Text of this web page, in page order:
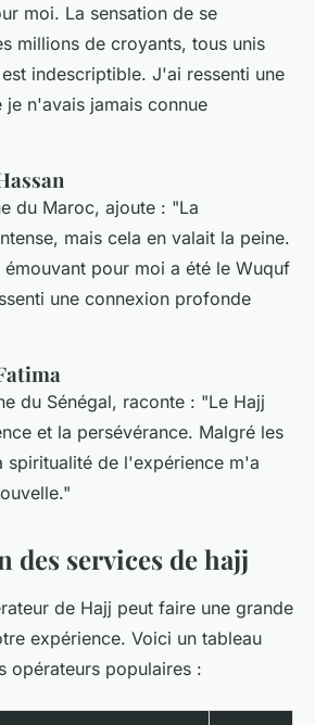
moi. La sensation de se
millions de croyants, tous unis
indescriptible. J'ai ressenti une
je n'avais jamais connue
du Maroc, ajoute : "La
mais cela en valait la peine.
émouvant pour moi a été le Wuquf
une connexion profonde
du Sénégal, raconte : "Le Hajj
et la persévérance. Malgré les
spiritualité de l'expérience m'a
."
des services de hajj
de Hajj peut faire une grande
expérience. Voici un tableau
opérateurs populaires :